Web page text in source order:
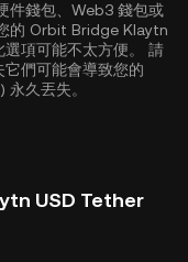
件錢包、Web3 錢包或
的 Orbit Bridge Klaytn
項可能不太方便。 請
們可能會導致您的
久丟失。
USD Tether